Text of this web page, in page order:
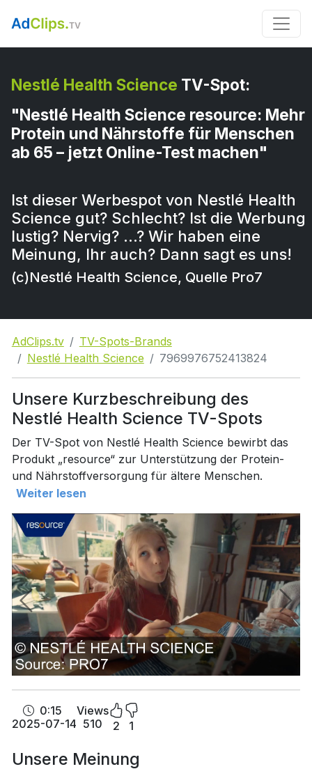
Nestlé Health Science TV-Spot:
"Nestlé Health Science resource: Mehr
Protein und Nährstoffe für Menschen
ab 65 – jetzt Online-Test machen"
Ist dieser Werbespot von Nestlé Health
Science gut? Schlecht? Ist die Werbung
lustig? Nervig? …? Wir haben eine
Meinung, Ihr auch? Dann sagt es uns!
(c)Nestlé Health Science, Quelle Pro7
AdClips.tv
TV-Spots-Brands
Nestlé Health Science
7969976752413824
Unsere Kurzbeschreibung des
Nestlé Health Science TV-Spots
Der TV-Spot von Nestlé Health Science bewirbt das
Produkt „resource“ zur Unterstützung der Protein-
und Nährstoffversorgung für ältere Menschen.
Weiter lesen
0:15
2025-07-14
Views
510
2 1
Unsere Meinung